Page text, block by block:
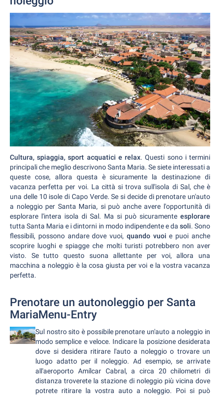
Cultura, spiaggia, sport acquatici e relax. Questi sono i termini
principali che meglio descrivono Santa Maria. Se siete interessati a
queste cose, allora questa è sicuramente la destinazione di
vacanza perfetta per voi. La città si trova sull'isola di Sal, che è
una delle 10 isole di Capo Verde. Se si decide di prenotare un'auto
a noleggio per Santa Maria, si può anche avere l'opportunità di
esplorare l'intera isola di Sal. Ma si può sicuramente esplorare
tutta Santa Maria e i dintorni in modo indipendente e da soli. Sono
flessibili, possono andare dove vuoi, quando vuoi e puoi anche
scoprire luoghi e spiagge che molti turisti potrebbero non aver
visto. Se tutto questo suona allettante per voi, allora una
macchina a noleggio è la cosa giusta per voi e la vostra vacanza
perfetta.
Prenotare un autonoleggio per Santa
MariaMenu-Entry
Sul nostro sito è possibile prenotare un'auto a noleggio in
modo semplice e veloce. Indicare la posizione desiderata
dove si desidera ritirare l'auto a noleggio o trovare un
luogo adatto per il noleggio. Ad esempio, se arrivate
all'aeroporto Amílcar Cabral, a circa 20 chilometri di
distanza troverete la stazione di noleggio più vicina dove
potrete ritirare la vostra auto a noleggio. Poi si può